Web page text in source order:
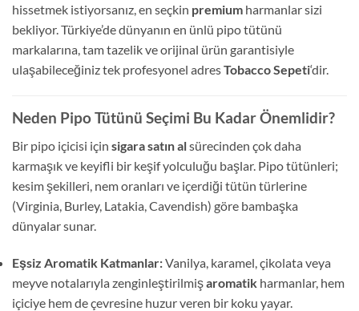
hissetmek istiyorsanız, en seçkin premium harmanlar sizi
bekliyor. Türkiye’de dünyanın en ünlü pipo tütünü
markalarına, tam tazelik ve orijinal ürün garantisiyle
ulaşabileceğiniz tek profesyonel adresTobacco Sepeti‘dir.
Neden Pipo Tütünü Seçimi Bu Kadar Önemlidir?
Bir pipo içicisi için sigara satın alsürecinden çok daha
karmaşık ve keyifli bir keşif yolculuğu başlar. Pipo tütünleri;
kesim şekilleri, nem oranları ve içerdiği tütün türlerine
(Virginia, Burley, Latakia, Cavendish) göre bambaşka
dünyalar sunar.
Eşsiz Aromatik Katmanlar:Vanilya, karamel, çikolata veya
meyve notalarıyla zenginleştirilmişaromatik harmanlar, hem
içiciye hem de çevresine huzur veren bir koku yayar.